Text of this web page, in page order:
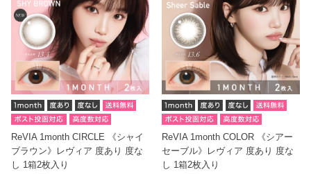
ReVIA 1month CIRCLE 《シャイ
ブラウン》レヴィア 度あり 度な
し 1箱2枚入り
ReVIA 1month COLOR 《シアー
セーブル》レヴィア 度あり 度な
し 1箱2枚入り